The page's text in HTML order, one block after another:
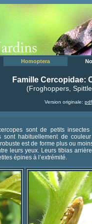
Homoptera
Famille Cercopidae:
(Froghoppers,
Version originale: pdf
sont de petits insectes
habituellement de
est de forme plus ou
leurs yeux. Leurs tibias
épines à l’extrémité.